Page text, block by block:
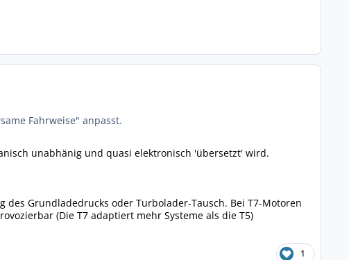
Fahrweise" anpasst.
unabhänig und quasi elektronisch 'übersetzt' wird.
Grundladedrucks oder Turbolader-Tausch. Bei T7-Motoren
(Die T7 adaptiert mehr Systeme als die T5)
1